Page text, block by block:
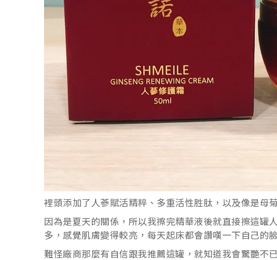
裡頭添加了人蔘賦活精粹、多重活性胜肽，以及像是母
因為是夏天的關係，所以我擦完精華液後就直接擦這罐
多，感覺肌膚變得較亮，每天起床都會讚嘆一下自己的
難怪廠商那麼有自信跟我推薦這罐，就知道我會驚艷不